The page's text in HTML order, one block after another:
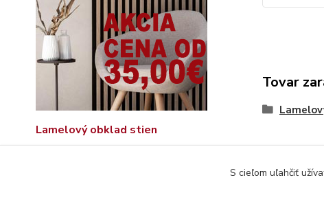
Lamelový obklad stien
Tovar
S cieľom uľahčiť